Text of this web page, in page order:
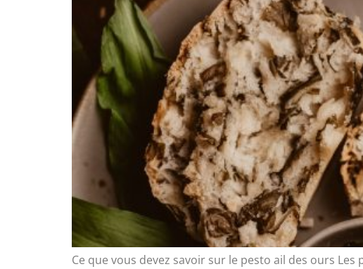
Ce que vous devez savoir sur le pesto ail des ours